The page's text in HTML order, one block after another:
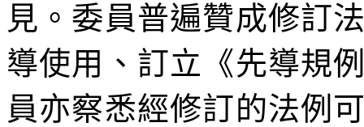
見。委員普遍贊成修訂
導使用、訂立《先導規
員亦察悉經修訂的法例